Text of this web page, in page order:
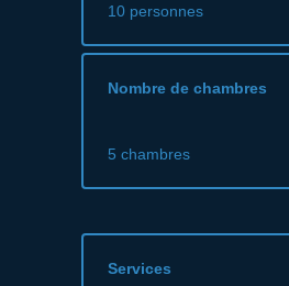
10 personnes
Nombre de chambres
5 chambres
Services